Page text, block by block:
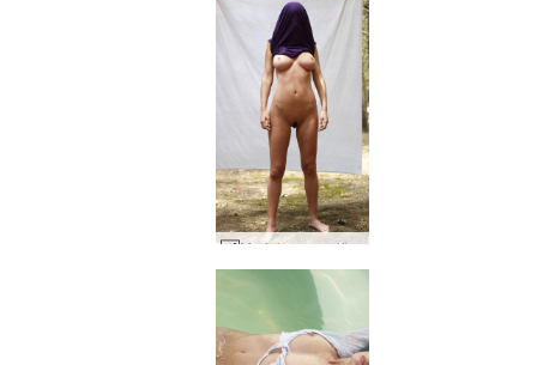
Muriel orman stüdyosu #29